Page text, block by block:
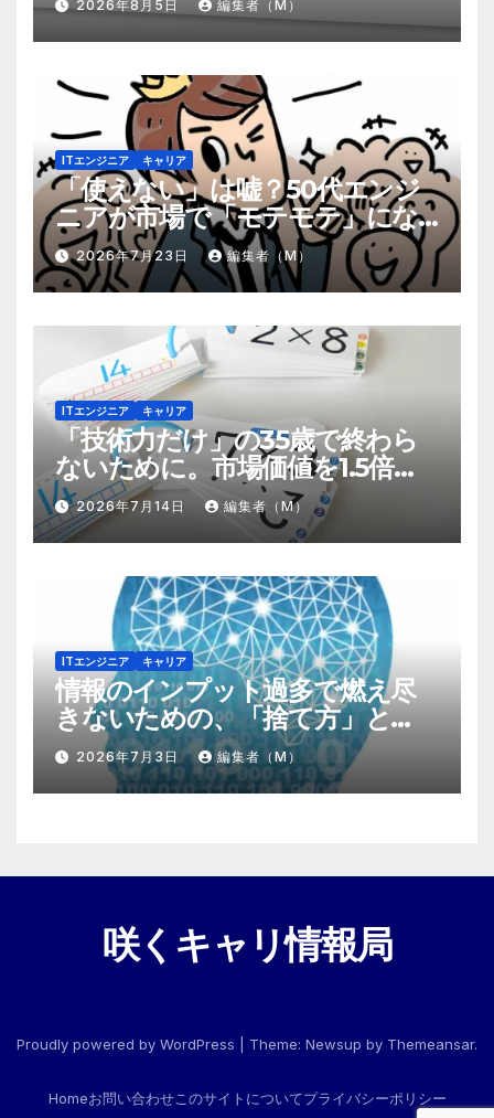
2026年8月5日 編集者（M）
ITエンジニア キャリア
「使えない」は嘘？50代エンジ
ニアが市場で「モテモテ」にな
るための8個の強み
2026年7月23日 編集者（M）
ITエンジニア キャリア
「技術力だけ」の35歳で終わら
ないために。市場価値を1.5倍に
する『プラスα』の掛け算
2026年7月14日 編集者（M）
ITエンジニア キャリア
情報のインプット過多で燃え尽
きないための、「捨て方」と
「情報の絞り方」
2026年7月3日 編集者（M）
咲くキャリ情報局
Proudly powered by WordPress Theme: Newsup by Themeansar.
Homeお問い合わせこのサイトについてプライバシーポリシー